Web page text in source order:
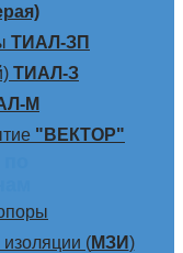
ТИАЛ-ЗП
ТИАЛ-З
М
"ВЕКТОР"
изоляции (МЗИ)